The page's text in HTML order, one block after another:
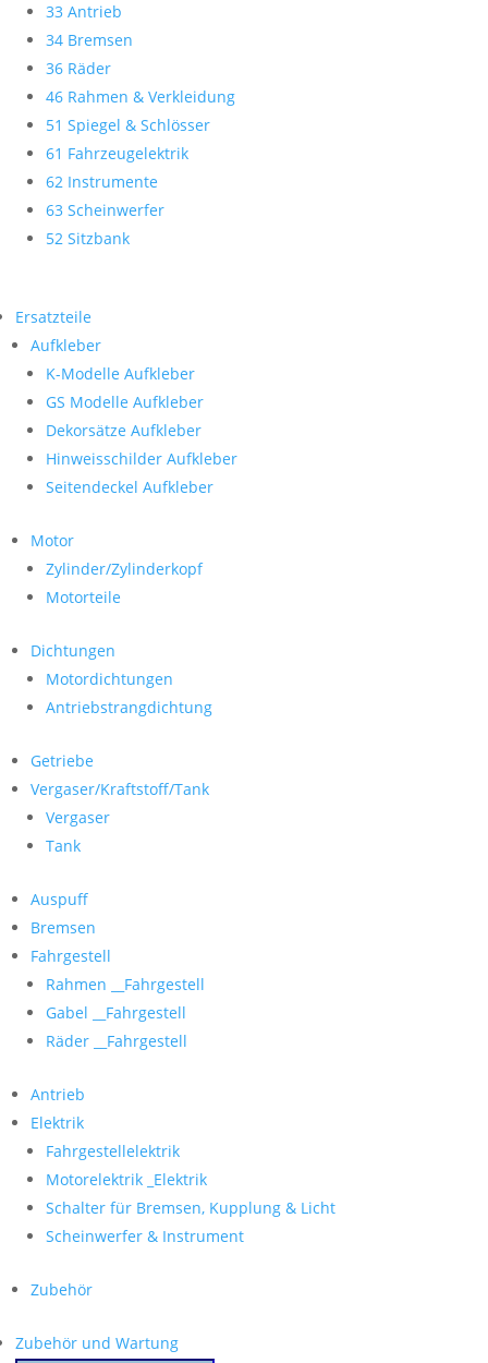
33 Antrieb
34 Bremsen
36 Räder
46 Rahmen & Verkleidung
51 Spiegel & Schlösser
61 Fahrzeugelektrik
62 Instrumente
63 Scheinwerfer
52 Sitzbank
Ersatzteile
Aufkleber
K-Modelle Aufkleber
GS Modelle Aufkleber
Dekorsätze Aufkleber
Hinweisschilder Aufkleber
Seitendeckel Aufkleber
Motor
Zylinder/Zylinderkopf
Motorteile
Dichtungen
Motordichtungen
Antriebstrangdichtung
Getriebe
Vergaser/Kraftstoff/Tank
Vergaser
Tank
Auspuff
Bremsen
Fahrgestell
Rahmen __Fahrgestell
Gabel __Fahrgestell
Räder __Fahrgestell
Antrieb
Elektrik
Fahrgestellelektrik
Motorelektrik _Elektrik
Schalter für Bremsen, Kupplung & Licht
Scheinwerfer & Instrument
Zubehör
Zubehör und Wartung